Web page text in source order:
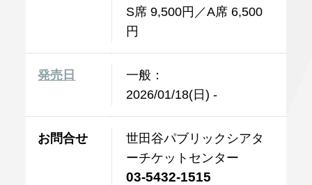
S席 9,500円／A席 6,500
円
発売日
一般：
2026/01/18(日) -
お問合せ
世田谷パブリックシアタ
ーチケットセンター
03-5432-1515